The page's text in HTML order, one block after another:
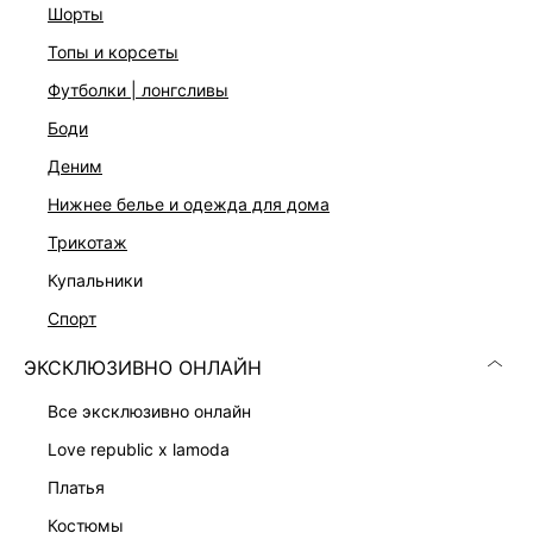
шорты
топы и корсеты
футболки | лонгсливы
боди
деним
нижнее белье и одежда для дома
трикотаж
купальники
спорт
ЭКСКЛЮЗИВНО ОНЛАЙН
все эксклюзивно онлайн
love republic x lamoda
платья
костюмы
Цвет: серый
На модели размер 44. Крой модели соответствует
Подробные условия доставки и возврата
Скачать
КАТАЛОГ